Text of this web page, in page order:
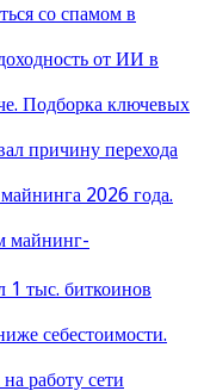
со спамом в
от ИИ в
Подборка ключевых
причину перехода
2026 года.
майнинг-
тыс. биткоинов
себестоимости.
работу сети